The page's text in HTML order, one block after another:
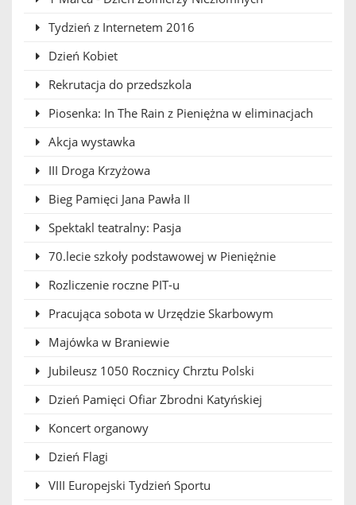
Tydzień z Internetem 2016
Dzień Kobiet
Rekrutacja do przedszkola
Piosenka: In The Rain z Pieniężna w eliminacjach
Akcja wystawka
III Droga Krzyżowa
Bieg Pamięci Jana Pawła II
Spektakl teatralny: Pasja
70.lecie szkoły podstawowej w Pieniężnie
Rozliczenie roczne PIT-u
Pracująca sobota w Urzędzie Skarbowym
Majówka w Braniewie
Jubileusz 1050 Rocznicy Chrztu Polski
Dzień Pamięci Ofiar Zbrodni Katyńskiej
Koncert organowy
Dzień Flagi
VIII Europejski Tydzień Sportu